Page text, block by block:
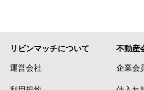
リビンマッチについて
運営会社
不動産
企業会